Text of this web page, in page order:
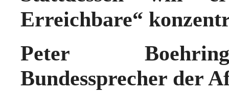
Erreichbare“
Peter
Bundessprecher der